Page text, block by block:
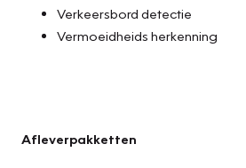
Verkeersbord detectie
Vermoeidheids herkenning
Afleverpakketten